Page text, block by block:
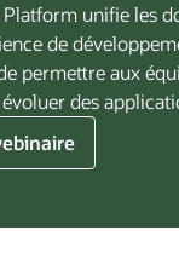
unifie les
de
permettre aux
des